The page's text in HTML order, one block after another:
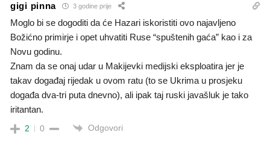
gigi pinna 3 godine prije
Moglo bi se dogoditi da će Hazari iskoristiti ovo najavljeno
Božićno primirje i opet uhvatiti Ruse “spuštenih gaća” kao i za
Novu godinu.
Znam da se onaj udar u Makijevki medijski eksploatira jer je
takav događaj rijedak u ovom ratu (to se Ukrima u prosjeku
događa dva-tri puta dnevno), ali ipak taj ruski javašluk je tako
iritantan.
2 0 Odgovori